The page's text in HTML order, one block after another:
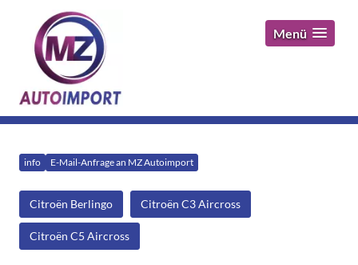
Menü
info E-Mail-Anfrage an MZ Autoimport
Citroën Berlingo Citroën C3 Aircross
Citroën C5 Aircross